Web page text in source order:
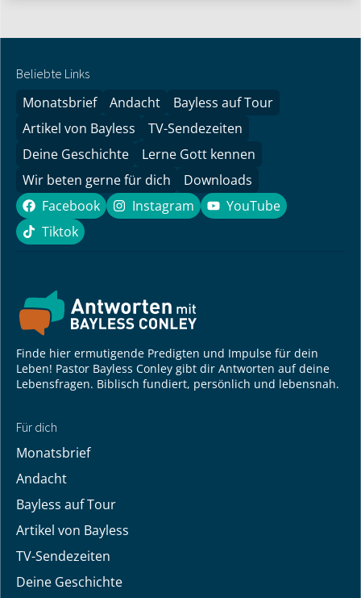
Beliebte Links
Monatsbrief Andacht
Bayless auf Tour
Artikel von Bayless
TV-Sendezeiten
Deine Geschichte
Lerne Gott kennen
Wir beten gerne für dich
Downloads
Facebook
Facebook Instagram
Instagram YouTube
YouTube
Tiktok
Tiktok
Finde hier ermutigende Predigten und Impulse für dein
Leben! Pastor Bayless Conley gibt dir Antworten auf deine
Lebensfragen. Biblisch fundiert, persönlich und lebensnah.
Für dich
Monatsbrief
Andacht
Bayless auf Tour
Artikel von Bayless
TV-Sendezeiten
Deine Geschichte